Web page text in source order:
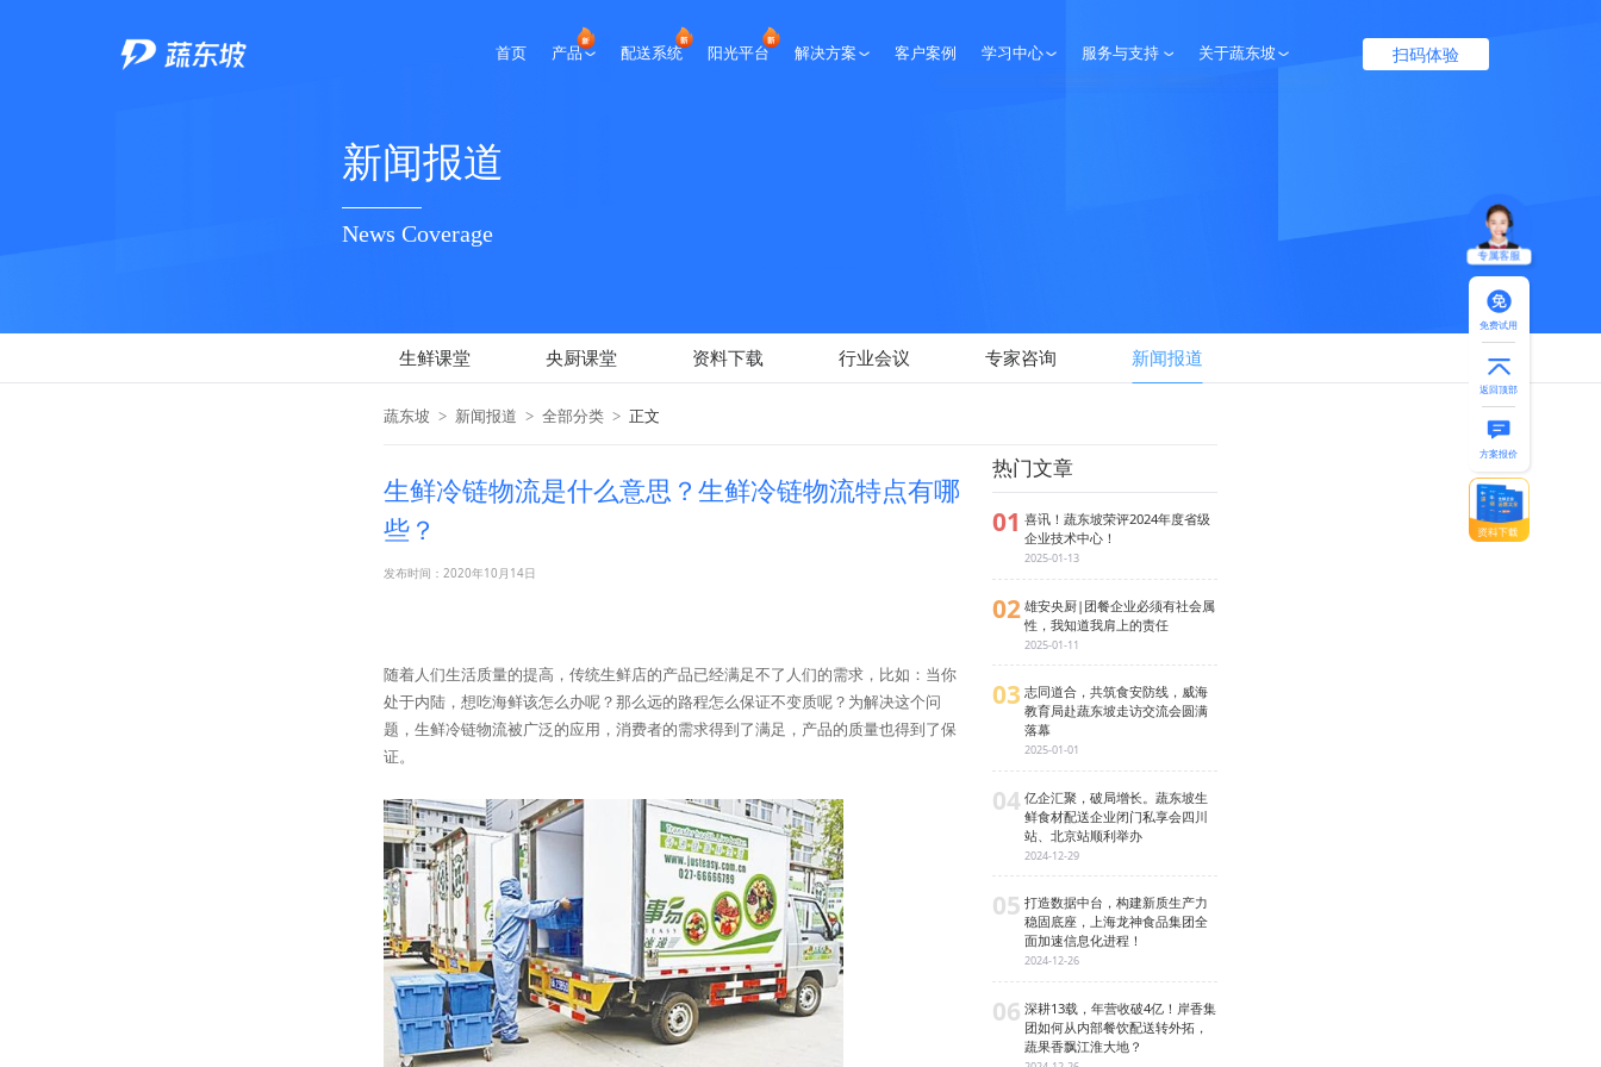
首页 产品 配送系统 阳光平台 解决方案 客户案例 学习中心 服务与支持 关于蔬东坡 扫码体验
新闻报道
News Coverage
生鲜课堂 央厨课堂 资料下载 行业会议 专家咨询 新闻报道
蔬东坡 > 新闻报道 > 全部分类 > 正文
生鲜冷链物流是什么意思？生鲜冷链物流特点有哪
些？
发布时间：2020年10月14日
随着人们生活质量的提高，传统生鲜店的产品已经满足不了人们的需求，比如：当你
处于内陆，想吃海鲜该怎么办呢？那么远的路程怎么保证不变质呢？为解决这个问
题，生鲜冷链物流被广泛的应用，消费者的需求得到了满足，产品的质量也得到了保
证。
热门文章
01 喜讯！蔬东坡荣评2024年度省级
企业技术中心！
2025-01-13
02 雄安央厨|团餐企业必须有社会属
性，我知道我肩上的责任
2025-01-11
03 志同道合，共筑食安防线，威海
教育局赴蔬东坡走访交流会圆满
落幕
2025-01-01
04 亿企汇聚，破局增长。蔬东坡生
鲜食材配送企业闭门私享会四川
站、北京站顺利举办
2024-12-29
05 打造数据中台，构建新质生产力
稳固底座，上海龙神食品集团全
面加速信息化进程！
2024-12-26
06 深耕13载，年营收破4亿！岸香集
团如何从内部餐饮配送转外拓，
蔬果香飘江淮大地？
专属客服
免费试用
返回顶部
方案报价